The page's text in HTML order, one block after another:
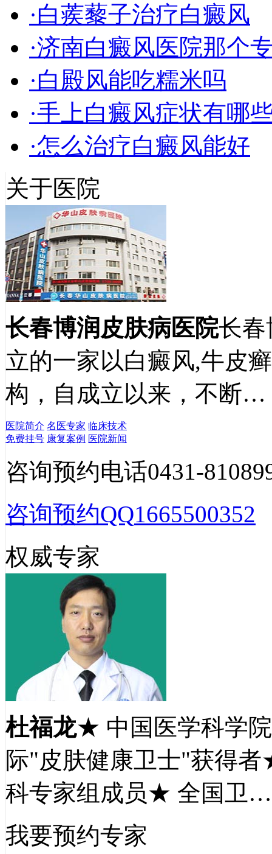
·白蒺藜子治疗白癜风
·济南白癜风医院那个
·白殿风能吃糯米吗
·手上白癜风症状有哪
·怎么治疗白癜风能好
关于医院
长春博润皮肤病医院长春
立的一家以白癜风,牛皮
构，自成立以来，不断…
医院简介 名医专家 临床技术
免费挂号 康复案例 医院新闻
咨询预约电话0431-
咨询预约QQ1665500352
权威专家
杜福龙★ 中国医学科学
际"皮肤健康卫士"获得
科专家组成员★ 全国卫
我要预约专家